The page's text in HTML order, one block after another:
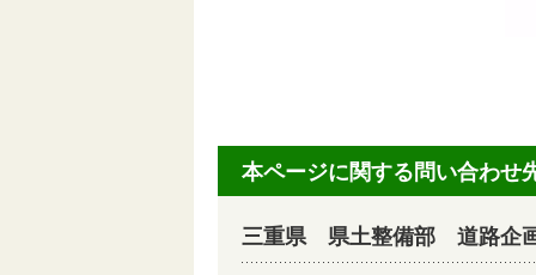
本ページに関する問い合わせ
三重県 県土整備部 道路企